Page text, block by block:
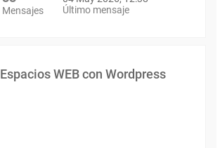
Mensajes
Último mensaje
Espacios WEB con Wordpress